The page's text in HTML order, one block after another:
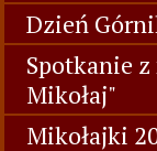
Dzień
Spotkanie
Mikołaj"
Mikołajki